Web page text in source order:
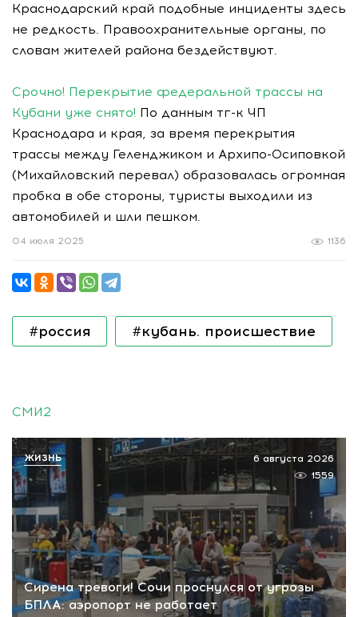
Краснодарский край подобные инциденты здесь
не редкость. Правоохранительные органы, по
словам жителей района бездействуют.
Срочно! Перекрытие федеральной трассы на
Кубани уже снято! По данным тг-к ЧП
Краснодара и края, за время перекрытия
трассы между Геленджиком и Архипо-Осиповкой
(Михайловский перевал) образовалась огромная
пробка в обе стороны, туристы выходили из
автомобилей и шли пешком.
1136
04 июля 2025
#россия #кубань. происшествие
СМИ2
Сирена тревоги! Сочи проснулся от угрозы
БПЛА: аэропорт не работает
6 августа 2026
1559
ЖИЗНЬ